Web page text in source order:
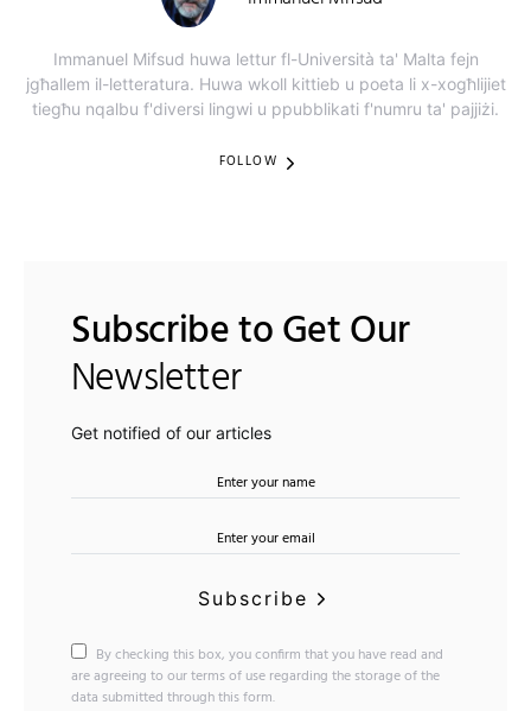
Immanuel Mifsud huwa lettur fl-Università ta' Malta fejn
jgħallem il-letteratura. Huwa wkoll kittieb u poeta li x-xogħlijiet
tiegħu nqalbu f'diversi lingwi u ppubblikati f'numru ta' pajjiżi.
FOLLOW
Subscribe to Get Our
Newsletter
Get notified of our articles
Subscribe
By checking this box, you confirm that you have read and
are agreeing to our terms of use regarding the storage of the
data submitted through this form.